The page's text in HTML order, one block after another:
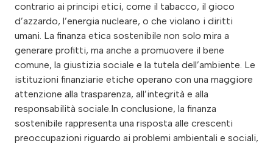
contrario ai principi etici, come il tabacco, il gioco
d’azzardo, l’energia nucleare, o che violano i diritti
umani. La finanza etica sostenibile non solo mira a
generare profitti, ma anche a promuovere il bene
comune, la giustizia sociale e la tutela dell’ambiente. Le
istituzioni finanziarie etiche operano con una maggiore
attenzione alla trasparenza, all’integrità e alla
responsabilità sociale.In conclusione, la finanza
sostenibile rappresenta una risposta alle crescenti
preoccupazioni riguardo ai problemi ambientali e sociali,